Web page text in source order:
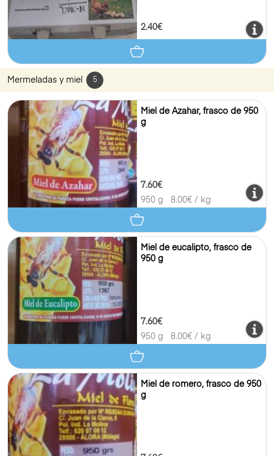
2.40€
Mermeladas y miel 5
Miel de Azahar, frasco de 950
g
7.60€
950 g
8.00€ / kg
Miel de eucalipto, frasco de
950 g
7.60€
950 g
8.00€ / kg
Miel de romero, frasco de 950
g